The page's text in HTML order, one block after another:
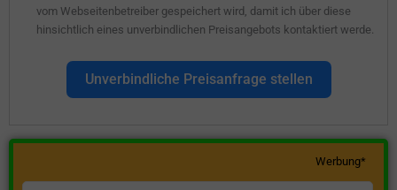
vom Webseitenbetreiber gespeichert wird, damit ich über diese
hinsichtlich eines unverbindlichen Preisangebots kontaktiert werde.
Unverbindliche Preisanfrage stellen
Werbung*